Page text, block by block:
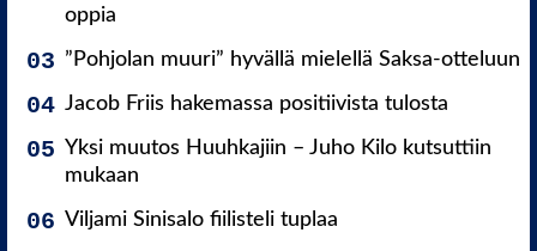
oppia
”Pohjolan muuri” hyvällä mielellä Saksa-otteluun
Jacob Friis hakemassa positiivista tulosta
Yksi muutos Huuhkajiin – Juho Kilo kutsuttiin
mukaan
Viljami Sinisalo fiilisteli tuplaa